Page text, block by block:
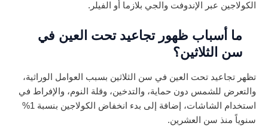
الكولاجين عبر الإندوفت والجي بلازما أو الفيلر.
ما أسباب ظهور تجاعيد تحت العين في
سن الثلاثين؟
تظهر تجاعيد تحت العين في سن الثلاثين بسبب العوامل الوراثية،
والتعرض للشمس دون حماية، والتدخين، وقلة النوم، والإفراط في
استخدام الشاشات، إضافة إلى بدء انخفاض الكولاجين بنسبة 1%
سنوياً منذ سن العشرين.